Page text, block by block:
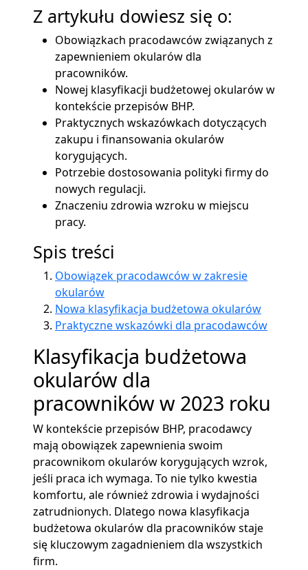
Z artykułu dowiesz się o:
Obowiązkach pracodawców związanych z
zapewnieniem okularów dla
pracowników.
Nowej klasyfikacji budżetowej okularów w
kontekście przepisów BHP.
Praktycznych wskazówkach dotyczących
zakupu i finansowania okularów
korygujących.
Potrzebie dostosowania polityki firmy do
nowych regulacji.
Znaczeniu zdrowia wzroku w miejscu
pracy.
Spis treści
Obowiązek pracodawców w zakresie
okularów
Nowa klasyfikacja budżetowa okularów
Praktyczne wskazówki dla pracodawców
Klasyfikacja budżetowa
okularów dla
pracowników w 2023 roku
W kontekście przepisów BHP, pracodawcy
mają obowiązek zapewnienia swoim
pracownikom okularów korygujących wzrok,
jeśli praca ich wymaga. To nie tylko kwestia
komfortu, ale również zdrowia i wydajności
zatrudnionych. Dlatego nowa klasyfikacja
budżetowa okularów dla pracowników staje
się kluczowym zagadnieniem dla wszystkich
firm.